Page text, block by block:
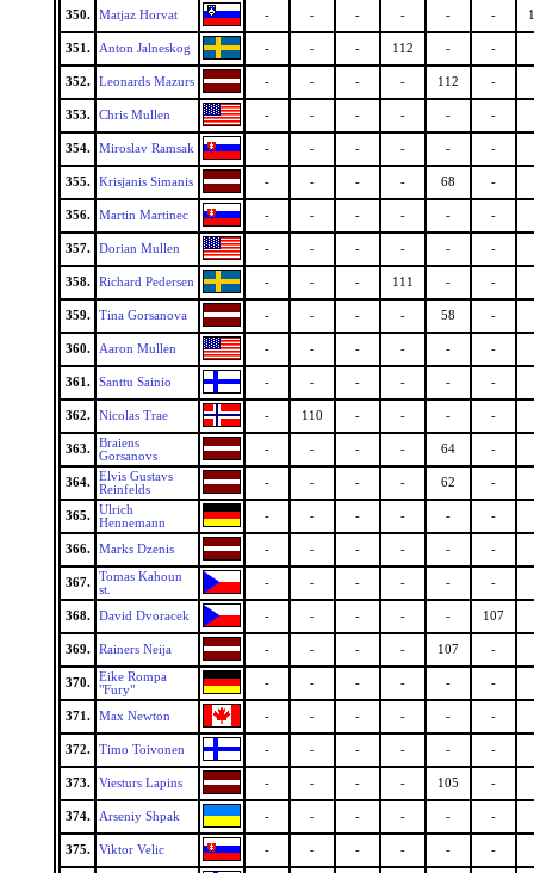
350. Matjaz Horvat - - - - - -
351. Anton Jalneskog - - - 112 - -
352. Leonards Mazurs - - - - 112 -
353. Chris Mullen - - - - - -
354. Miroslav Ramsak - - - - - -
355. Krisjanis Simanis - - - - 68 -
356. Martin Martinec - - - - - -
357. Dorian Mullen - - - - - -
358. Richard Pedersen - - - 111 - -
359. Tina Gorsanova - - - - 58 -
360. Aaron Mullen - - - - - -
361. Santtu Sainio - - - - - -
362. Nicolas Trae - 110 - - - -
363.
Braiens
Gorsanovs
- - - - 64 -
364.
Elvis Gustavs
Reinfelds
- - - - 62 -
365.
Ulrich
Hennemann
- - - - - -
366. Marks Dzenis - - - - - -
367.
Tomas Kahoun
st.
- - - - - -
368. David Dvoracek - - - - - 107
369. Rainers Neija - - - - 107 -
370.
Eike Rompa
"Fury"
- - - - - -
371. Max Newton - - - - - -
372. Timo Toivonen - - - - - -
373. Viesturs Lapins - - - - 105 -
374. Arseniy Shpak - - - - - -
375. Viktor Velic - - - - - -